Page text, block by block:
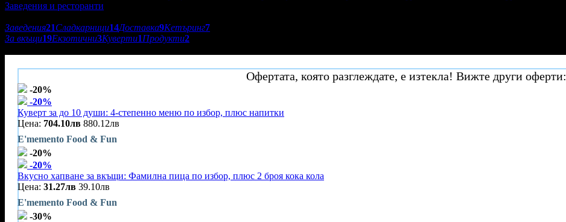
Заведения и ресторанти
Заведения21Сладкарници14Доставка9Кетъринг7
За вкъщи19Екзотични3Куверти1Продукти2
Офертата, която разглеждате, е изтекла! Вижте други оферти:
-20%
-20%
Куверт за до 10 души: 4-степенно меню по избор, плюс напитки
Цена: 704.10лв 880.12лв
E'memento Food & Fun
-20%
-20%
Вкусно хапване за вкъщи: Фамилна пица по избор, плюс 2 броя кока кола
Цена: 31.27лв 39.10лв
E'memento Food & Fun
-30%